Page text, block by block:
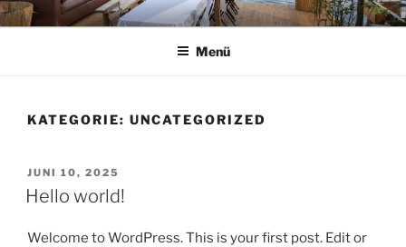
Zum
InhaltREFUGIUM
Menü
KATEGORIE: UNCATEGORIZED
VERÖFFENTLICHT
AM
JUNI 10, 2025
Hello world!
Welcome to WordPress. This is your first post. Edit or